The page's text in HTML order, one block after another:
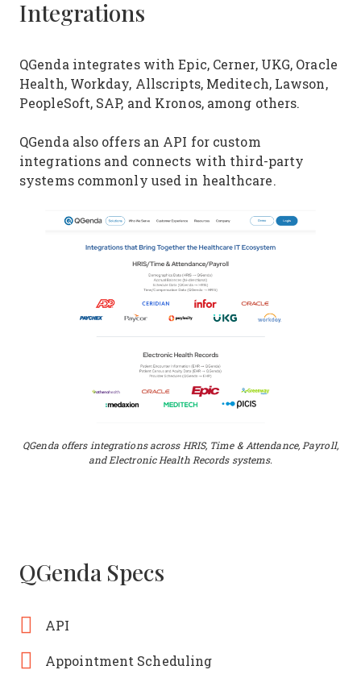
Integrations
QGenda integrates with Epic, Cerner, UKG, Oracle
Health, Workday, Allscripts, Meditech, Lawson,
PeopleSoft, SAP, and Kronos, among others.
QGenda also offers an API for custom
integrations and connects with third-party
systems commonly used in healthcare.
QGenda offers integrations across HRIS, Time & Attendance, Payroll,
and Electronic Health Records systems.
QGenda Specs
API
Appointment Scheduling